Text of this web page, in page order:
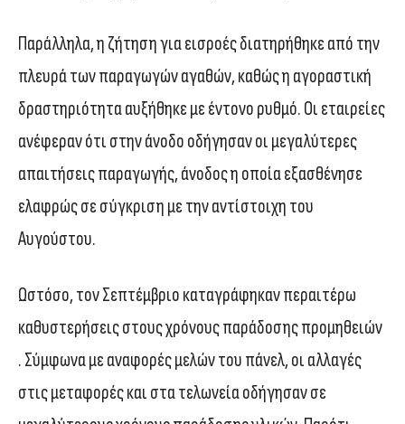
Παράλληλα, η ζήτηση για εισροές διατηρήθηκε από την
πλευρά των παραγωγών αγαθών, καθώς η αγοραστική
δραστηριότητα αυξήθηκε με έντονο ρυθμό. Οι εταιρείες
ανέφεραν ότι στην άνοδο οδήγησαν οι μεγαλύτερες
απαιτήσεις παραγωγής, άνοδος η οποία εξασθένησε
ελαφρώς σε σύγκριση με την αντίστοιχη του
Αυγούστου.
Ωστόσο, τον Σεπτέμβριο καταγράφηκαν περαιτέρω
καθυστερήσεις στους χρόνους παράδοσης προμηθειών
. Σύμφωνα με αναφορές μελών του πάνελ, οι αλλαγές
στις μεταφορές και στα τελωνεία οδήγησαν σε